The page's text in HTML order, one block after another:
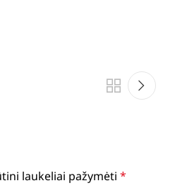
laukeliai pažymėti *